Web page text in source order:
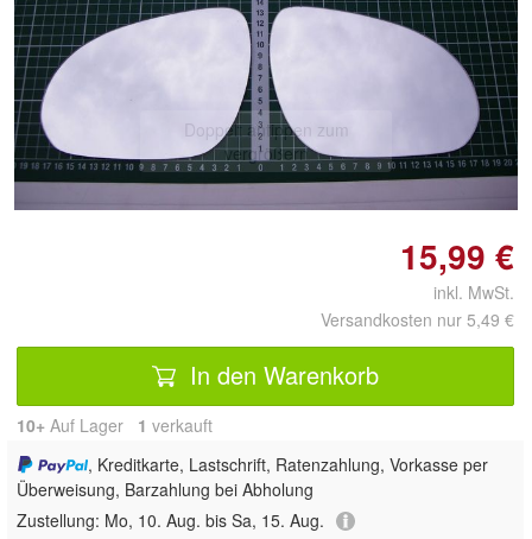
Doppelt antippen zum
vergrößern
15,99 €
inkl. MwSt.
Versandkosten nur 5,49 €
In den Warenkorb
10+ Auf Lager 1 verkauft
, Kreditkarte, Lastschrift, Ratenzahlung, Vorkasse per
Überweisung, Barzahlung bei Abholung
Zustellung: Mo, 10. Aug. bis Sa, 15. Aug.